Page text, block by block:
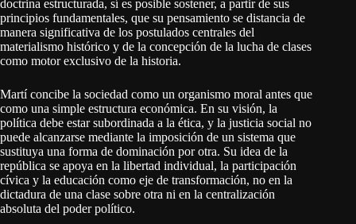
doctrina estructurada, sí es posible sostener, a partir de sus
principios fundamentales, que su pensamiento se distancia de
manera significativa de los postulados centrales del
materialismo histórico y de la concepción de la lucha de clases
como motor exclusivo de la historia.
Martí concibe la sociedad como un organismo moral antes que
como una simple estructura económica. En su visión, la
política debe estar subordinada a la ética, y la justicia social no
puede alcanzarse mediante la imposición de un sistema que
sustituya una forma de dominación por otra. Su idea de la
república se apoya en la libertad individual, la participación
cívica y la educación como eje de transformación, no en la
dictadura de una clase sobre otra ni en la centralización
absoluta del poder político.